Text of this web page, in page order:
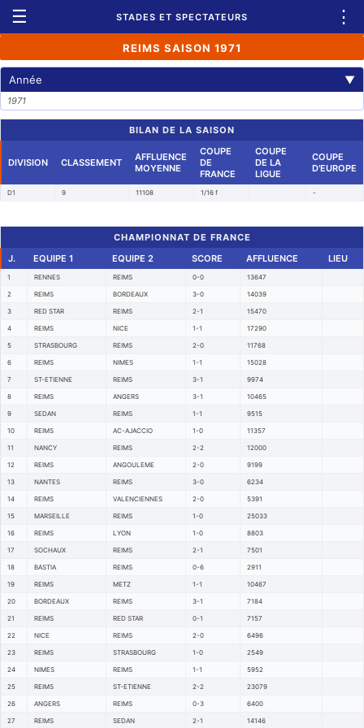
☰ STADES ET SPECTATEURS ⋮
REIMS SAISON 1971
Année ▼
1971
BILAN DE LA SAISON
DIVISION CLASSEMENT
AFFLUENCE
MOYENNE
COUPE
DE
FRANCE
COUPE
DE LA
LIGUE
COUPE
D'EUROPE
D1 9 11108 1/16 f -
CHAMPIONNAT DE FRANCE
J.
EQUIPE 1 EQUIPE 2 SCORE AFFLUENCE LIEU
1 RENNES REIMS 0-0 13647
2 REIMS BORDEAUX 3-0 14039
3 RED STAR REIMS 2-1 15470
4 REIMS NICE 1-1 17290
5 STRASBOURG REIMS 2-0 11768
6 REIMS NIMES 1-1 15028
7 ST-ETIENNE REIMS 3-1 9974
8 REIMS ANGERS 3-1 10465
9 SEDAN REIMS 1-1 9515
10 REIMS AC-AJACCIO 1-0 11357
11 NANCY REIMS 2-2 12000
12 REIMS ANGOULEME 2-0 9199
13 NANTES REIMS 3-0 6234
14 REIMS VALENCIENNES 2-0 5391
15 MARSEILLE REIMS 1-0 25033
16 REIMS LYON 1-0 8803
17 SOCHAUX REIMS 2-1 7501
18 BASTIA REIMS 0-6 2911
19 REIMS METZ 1-1 10467
20 BORDEAUX REIMS 3-1 7184
21 REIMS RED STAR 0-1 7157
22 NICE REIMS 2-0 6496
23 REIMS STRASBOURG 1-0 2549
24 NIMES REIMS 1-1 5952
25 REIMS ST-ETIENNE 2-2 23079
26 ANGERS REIMS 0-3 6400
27 REIMS SEDAN 2-1 14146